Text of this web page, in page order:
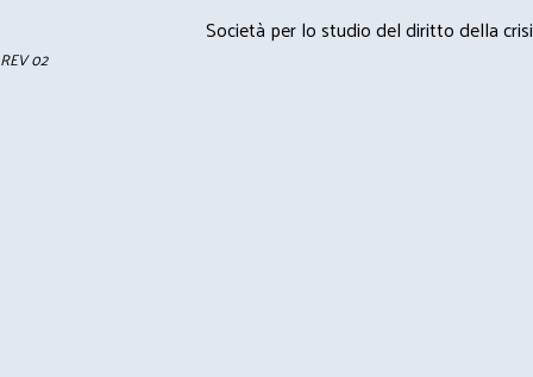
Società per lo studio del diritto della crisi
REV 02